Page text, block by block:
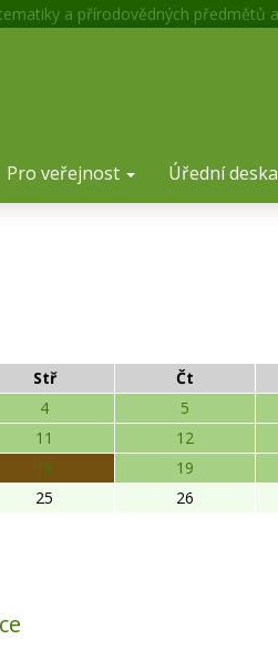
a přírodovědných předmětů
Pro veřejnost Úřední deska
Stř Čt
4 5
11 12
18 19
25 26